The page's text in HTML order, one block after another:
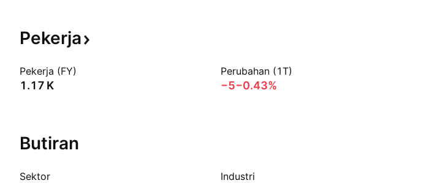
Pekerja
Pekerja (FY)
‪1.17 K‬
Perubahan (1T)
−5−0.43%
Butiran
Sektor Industri